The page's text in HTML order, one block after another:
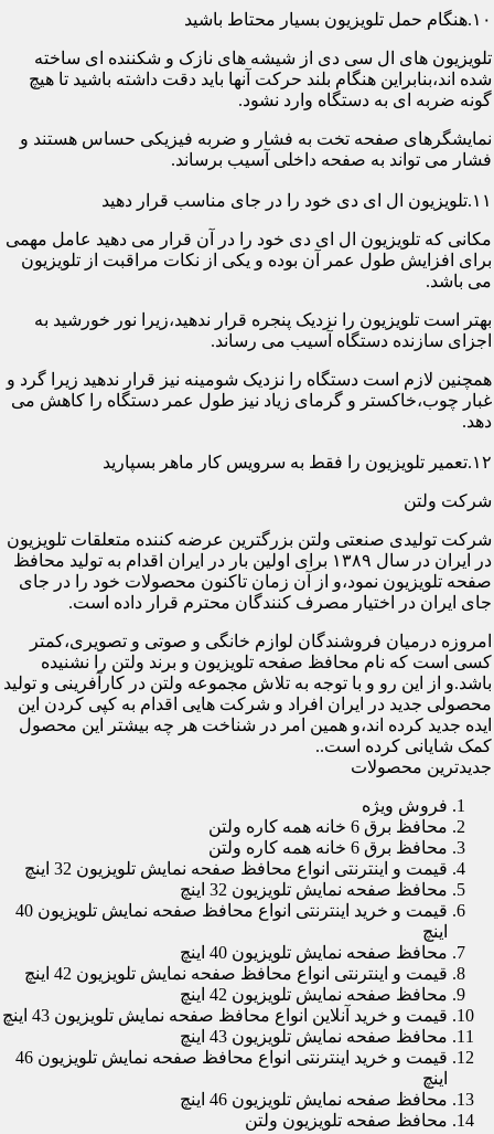
۱۰.هنگام حمل تلویزیون بسیار محتاط باشید
تلویزیون های ال سی دی از شیشه های نازک و شکننده ای ساخته
شده اند،بنابراین هنگام بلند حرکت آنها باید دقت داشته باشید تا هیچ
گونه ضربه ای به دستگاه وارد نشود.
نمایشگرهای صفحه تخت به فشار و ضربه فیزیکی حساس هستند و
فشار می تواند به صفحه داخلی آسیب برساند.
۱۱.تلویزیون ال ای دی خود را در جای مناسب قرار دهید
مکانی که تلویزیون ال ای دی خود را در آن قرار می دهید عامل مهمی
برای افزایش طول عمر آن بوده و یکی از نکات مراقبت از تلویزیون
می باشد.
بهتر است تلویزیون را نزدیک پنجره قرار ندهید،زیرا نور خورشید به
اجزای سازنده دستگاه آسیب می رساند.
همچنین لازم است دستگاه را نزدیک شومینه نیز قرار ندهید زیرا گرد و
غبار چوب،خاکستر و گرمای زیاد نیز طول عمر دستگاه را کاهش می
دهد.
۱۲.تعمیر تلویزیون را فقط به سرویس کار ماهر بسپارید
شرکت ولتن
شرکت تولیدی صنعتی ولتن بزرگترین عرضه کننده متعلقات تلویزیون
در ایران در سال ۱۳۸۹ برای اولین بار در ایران اقدام به تولید محافظ
صفحه تلویزیون نمود،و از آن زمان تاکنون محصولات خود را در جای
جای ایران در اختیار مصرف کنندگان محترم قرار داده است.
امروزه درمیان فروشندگان لوازم خانگی و صوتی و تصویری،کمتر
کسی است که نام محافظ صفحه تلویزیون و برند ولتن را نشنیده
باشد.و از این رو و با توجه به تلاش مجموعه ولتن در کارآفرینی و تولید
محصولی جدید در ایران افراد و شرکت هایی اقدام به کپی کردن این
ایده جدید کرده اند،و همین امر در شناخت هر چه بیشتر این محصول
کمک شایانی کرده است..
جدیدترین محصولات
فروش ویژه
محافظ برق 6 خانه همه کاره ولتن
محافظ برق 6 خانه همه کاره ولتن
قیمت و اینترنتی انواع محافظ صفحه نمایش تلویزیون 32 اینچ
محافظ صفحه نمایش تلویزیون 32 اینچ
قیمت و خرید اینترنتی انواع محافظ صفحه نمایش تلویزیون 40
اینچ
محافظ صفحه نمایش تلویزیون 40 اینچ
قیمت و اینترنتی انواع محافظ صفحه نمایش تلویزیون 42 اینچ
محافظ صفحه نمایش تلویزیون 42 اینچ
قیمت و خرید آنلاین انواع محافظ صفحه نمایش تلویزیون 43 اینچ
محافظ صفحه نمایش تلویزیون 43 اینچ
قیمت و خرید اینترنتی انواع محافظ صفحه نمایش تلویزیون 46
اینچ
محافظ صفحه نمایش تلویزیون 46 اینچ
محافظ صفحه تلویزیون ولتن